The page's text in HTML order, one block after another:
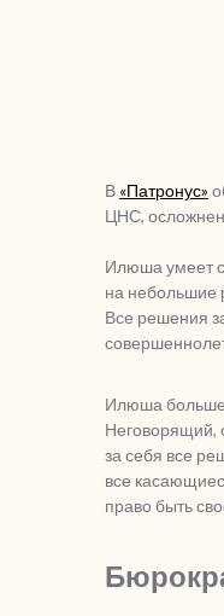
В «Патронус»
ЦНС,
Илюша умеет
на небольшие
Все решения
Илюша больше
Неговорящий,
за себя все
все
право быть